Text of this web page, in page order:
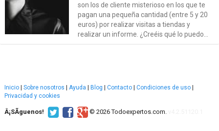
son los de cliente misterioso en los que te
pagan una pequeña cantidad (entre 5 y 20
euros) por realizar visitas a tiendas y
realizar un informe. ¿Creéis qué lo puedo...
Inicio Sobre nosotros Ayuda Blog Contacto Condiciones de uso
Privacidad y cookies
Â¡SÃ­guenos! © 2026 Todoexpertos.com.